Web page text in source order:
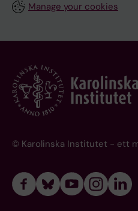
Manage your cookies
© Karolinska Institutet - ett